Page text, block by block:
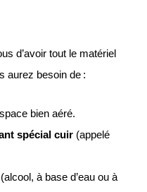
d’avoir tout le matériel
aurez besoin de :
bien aéré.
spécial cuir(appelé
à base d’eau ou à